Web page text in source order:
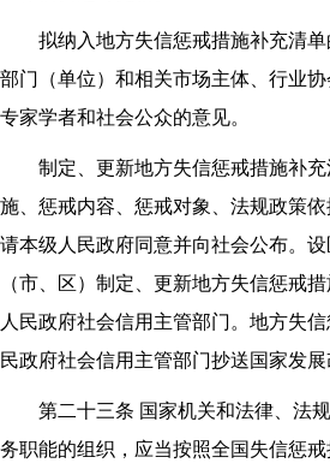
拟纳入地方失信惩戒措施补充清单
部门（单位）和相关市场主体、行业协
专家学者和社会公众的意见。
制定、更新地方失信惩戒措施补充
施、惩戒内容、惩戒对象、法规政策
请本级人民政府同意并向社会公布。
（市、区）制定、更新地方失信惩戒
人民政府社会信用主管部门。地方失
民政府社会信用主管部门抄送国家发展
第二十三条 国家机关和法律、法规
务职能的组织，应当按照全国失信惩